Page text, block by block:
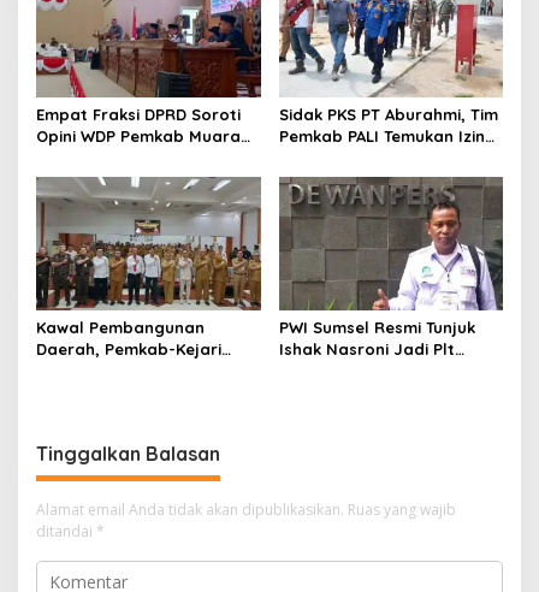
Empat Fraksi DPRD Soroti
Opini WDP Pemkab Muara
Kelola Keuangan
Sidak PKS PT Aburahmi, Tim
Pemkab PALI Temukan Izin
Kawal Pembangunan
Daerah, Pemkab-Kejari
PWI Sumsel Resmi Tunjuk
Ishak Nasroni Jadi Plt
Tinggalkan Balasan
Alamat email Anda tidak akan dipublikasikan. Ruas yang wajib
ditandai *